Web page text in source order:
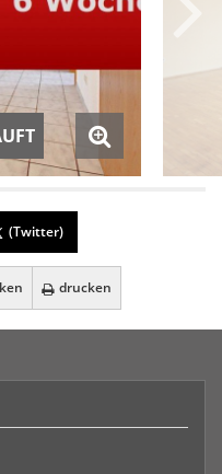
(Twitter)
drucken